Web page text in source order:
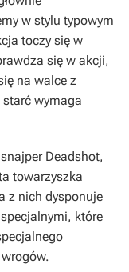
w stylu typowym
toczy się w
się w akcji,
na walce z
wymaga
Deadshot,
towarzyszka
z nich dysponuje
które